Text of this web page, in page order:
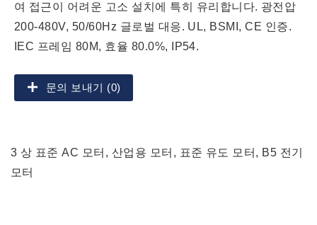
여 접근이 어려운 고소 설치에 특히 유리합니다. 광전압
200-480V, 50/60Hz 글로벌 대응. UL, BSMI, CE 인증.
IEC 프레임 80M, 효율 80.0%, IP54.
문의 보내기 (0)
3 상 표준 AC 모터, 산업용 모터, 표준 유도 모터, B5 전기
모터